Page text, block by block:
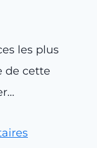
les plus
de cette